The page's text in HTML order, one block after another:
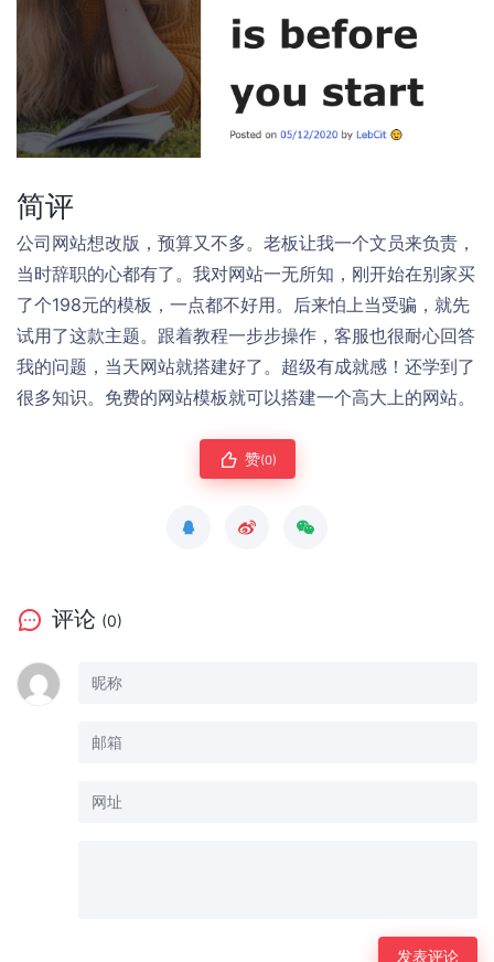
简评
公司网站想改版，预算又不多。老板让我一个文员来负责，
当时辞职的心都有了。我对网站一无所知，刚开始在别家买
了个198元的模板，一点都不好用。后来怕上当受骗，就先
试用了这款主题。跟着教程一步步操作，客服也很耐心回答
我的问题，当天网站就搭建好了。超级有成就感！还学到了
很多知识。免费的网站模板就可以搭建一个高大上的网站。
赞(0)
评论 (0)